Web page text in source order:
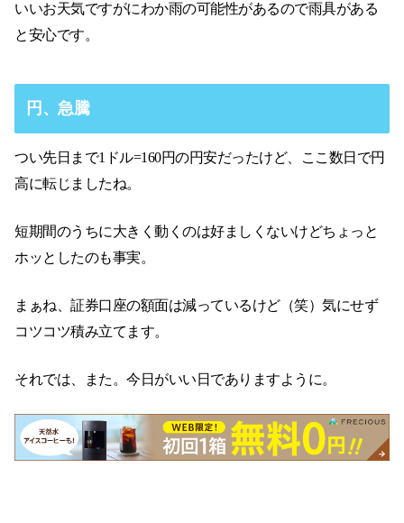
いいお天気ですがにわか雨の可能性があるので雨具がある
と安心です。
円、急騰
つい先日まで1ドル=160円の円安だったけど、ここ数日で円
高に転じましたね。
短期間のうちに大きく動くのは好ましくないけどちょっと
ホッとしたのも事実。
まぁね、証券口座の額面は減っているけど（笑）気にせず
コツコツ積み立てます。
それでは、また。今日がいい日でありますように。